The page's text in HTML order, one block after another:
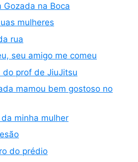
Gozada na Boca
mulheres
rua
seu amigo me comeu
do prof de JiuJitsu
mamou bem gostoso no
minha mulher
do prédio